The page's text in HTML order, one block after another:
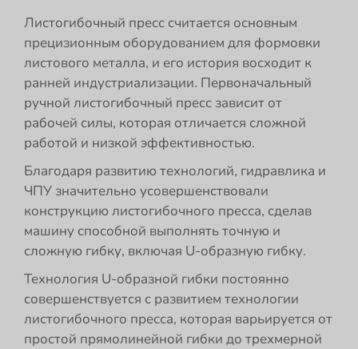
Листогибочный пресс считается основным
прецизионным оборудованием для формовки
листового металла, и его история восходит к
ранней индустриализации. Первоначальный
ручной листогибочный пресс зависит от
рабочей силы, которая отличается сложной
работой и низкой эффективностью.
Благодаря развитию технологий, гидравлика и
ЧПУ значительно усовершенствовали
конструкцию листогибочного пресса, сделав
машину способной выполнять точную и
сложную гибку, включая U-образную гибку.
Технология U-образной гибки постоянно
совершенствуется с развитием технологии
листогибочного пресса, которая варьируется от
простой прямолинейной гибки до трехмерной